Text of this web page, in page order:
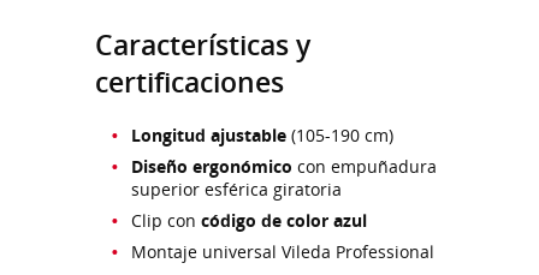
Características y
certificaciones
Longitud ajustable (105-190 cm)
Diseño ergonómico con empuñadura
superior esférica giratoria
Clip con código de color azul
Montaje universal Vileda Professional